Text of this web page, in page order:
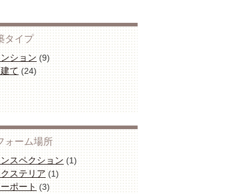
タイプ
ション (9)
て(24)
ォーム場所
スペクション(1)
ステリア (1)
ポート (3)